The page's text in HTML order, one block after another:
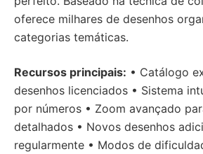
oferece milhares de desenhos
categorias temáticas.
Recursos principais: • Catálogo
desenhos licenciados • Sistema
por números • Zoom avançado
detalhados • Novos desenhos
regularmente • Modos de